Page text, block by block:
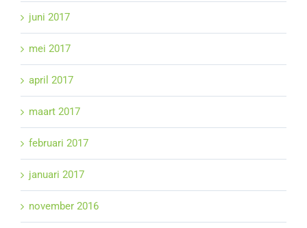
juni 2017
mei 2017
april 2017
maart 2017
februari 2017
januari 2017
november 2016